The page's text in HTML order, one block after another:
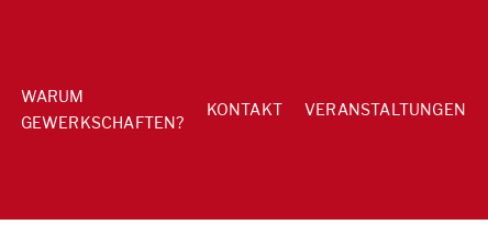
WARUM
GEWERKSCHAFTEN?
KONTAKT VERANSTALTUNGEN